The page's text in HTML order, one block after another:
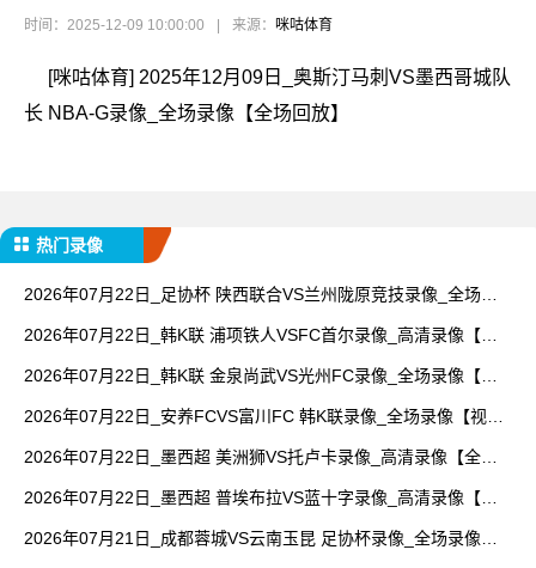
时间：2025-12-09 10:00:00 来源： 咪咕体育
[咪咕体育] 2025年12月09日_奥斯汀马刺VS墨西哥城队
长 NBA-G录像_全场录像【全场回放】
热门录像
2026年07月22日_足协杯 陕西联合VS兰州陇原竞技录像_全场录
2026年07月22日_韩K联 浦项铁人VSFC首尔录像_高清录像【全
2026年07月22日_韩K联 金泉尚武VS光州FC录像_全场录像【高
2026年07月22日_安养FCVS富川FC 韩K联录像_全场录像【视频
2026年07月22日_墨西超 美洲狮VS托卢卡录像_高清录像【全场
2026年07月22日_墨西超 普埃布拉VS蓝十字录像_高清录像【全
2026年07月21日_成都蓉城VS云南玉昆 足协杯录像_全场录像